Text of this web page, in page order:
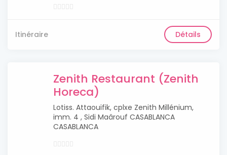
Itinéraire Détails
Zenith Restaurant (Zenith
Horeca)
Lotiss. Attaouifik, cplxe Zenith Millénium,
imm. 4 , Sidi Maârouf CASABLANCA
CASABLANCA